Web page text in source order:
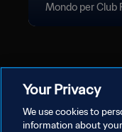
Mondo per Club
Your Privacy
We use cookies to
information about